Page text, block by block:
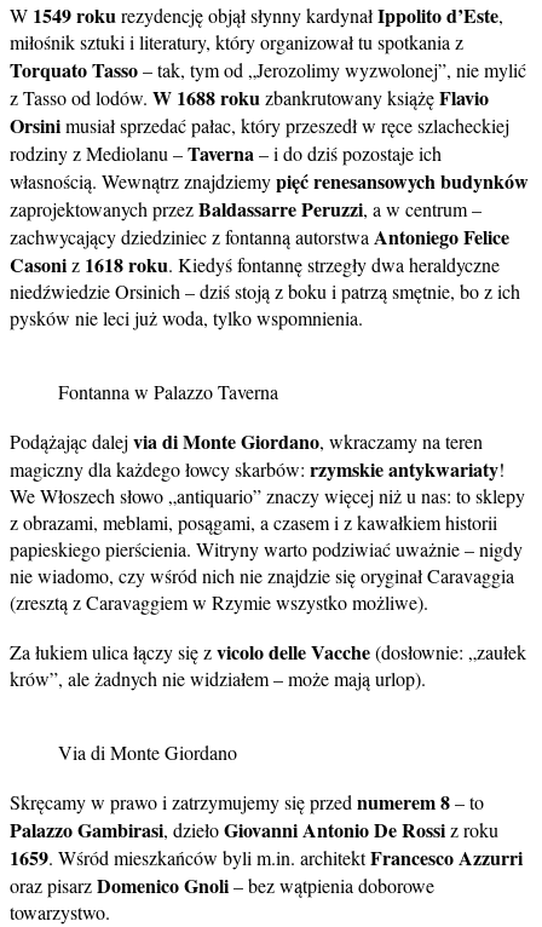
W 1549 rokurezydencję objął słynny kardynałIppolito d’Este,
miłośnik sztuki i literatury, który organizował tu spotkania z
Torquato Tasso– tak, tym od „Jerozolimy wyzwolonej”, nie mylić
z Tasso od lodów. W 1688 rokuzbankrutowany książęFlavio
Orsinimusiał sprzedać pałac, który przeszedł w ręce szlacheckiej
rodziny z Mediolanu –Taverna– i do dziś pozostaje ich
własnością. Wewnątrz znajdziemypięć renesansowych budynków
zaprojektowanych przezBaldassarre Peruzzi, a w centrum –
zachwycający dziedziniec z fontanną autorstwaAntoniego Felice
Casoniz 1618 roku. Kiedyś fontannę strzegły dwa heraldyczne
niedźwiedzie Orsinich – dziś stoją z boku i patrzą smętnie, bo z ich
pysków nie leci już woda, tylko wspomnienia.
Fontanna w Palazzo Taverna
Podążając dalej via di Monte Giordano, wkraczamy na teren
magiczny dla każdego łowcy skarbów: rzymskie antykwariaty!
We Włoszech słowo „antiquario” znaczy więcej niż u nas: to sklepy
z obrazami, meblami, posągami, a czasem i z kawałkiem historii
papieskiego pierścienia. Witryny warto podziwiać uważnie – nigdy
nie wiadomo, czy wśród nich nie znajdzie się oryginał Caravaggia
(zresztą z Caravaggiem w Rzymie wszystko możliwe).
Za łukiem ulica łączy się zvicolo delle Vacche(dosłownie: „zaułek
krów”, ale żadnych nie widziałem – może mają urlop).
Via di Monte Giordano
Skręcamy w prawo i zatrzymujemy się przednumerem 8– to
Palazzo Gambirasi, dziełoGiovanni Antonio De Rossiz roku
1659. Wśród mieszkańców byli m.in. architektFrancesco Azzurri
oraz pisarzDomenico Gnoli– bez wątpienia doborowe
towarzystwo.